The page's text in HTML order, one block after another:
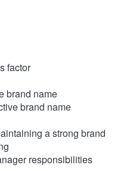
factor
brand name
brand name
a strong brand
responsibilities